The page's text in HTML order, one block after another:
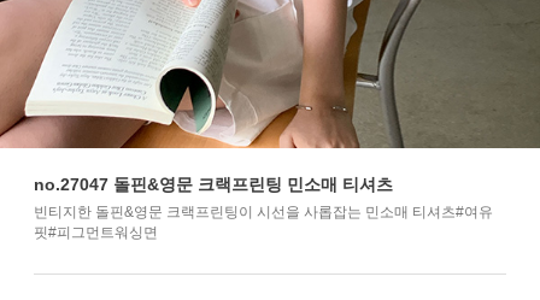
no.27047 돌핀&영문 크랙프린팅 민소매 티셔츠
빈티지한 돌핀&영문 크랙프린팅이 시선을 사롭잡는 민소매 티셔츠#여유
핏#피그먼트워싱면